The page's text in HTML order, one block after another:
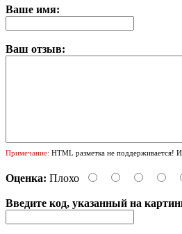
Ваше имя:
Ваш отзыв:
Примечание: HTML разметка не поддерживается!
Оценка: Плохо
Введите код, указанный на